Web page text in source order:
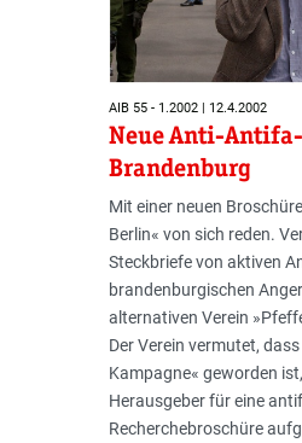
AIB 55 - 1.2002 | 12.4.2002
Neue Anti-
Brandenburg
Mit einer neuen
Berlin« von sich reden.
Steckbriefe von aktiven
brandenburgischen
alternativen Verein
Der Verein vermutet,
Kampagne« geworden
Herausgeber für eine
Recherchebroschüre